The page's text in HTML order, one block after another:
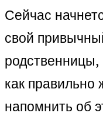
Сейчас
свой
родственницы,
как правильно
напомнить об